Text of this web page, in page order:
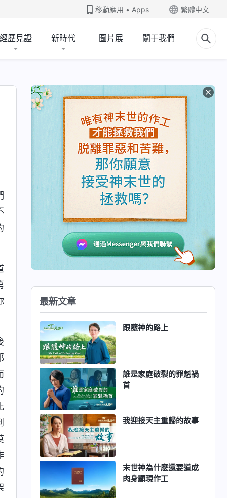
移動應用 • Apps 繁體中文
經歷見證 新時代 圖片展 關于我們
最新文章
跟隨神的路上
誰是家庭破裂的罪魁禍
首
我迎接天主重歸的故事
末世神為什麽還要道成
肉身顯現作工